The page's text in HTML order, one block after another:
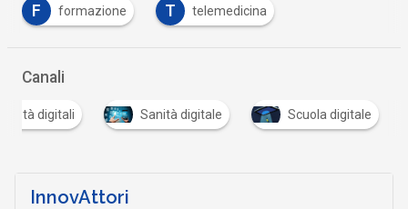
F formazione T telemedicina
Canali
digitali Sanità digitale Scuola digitale
InnovAttori